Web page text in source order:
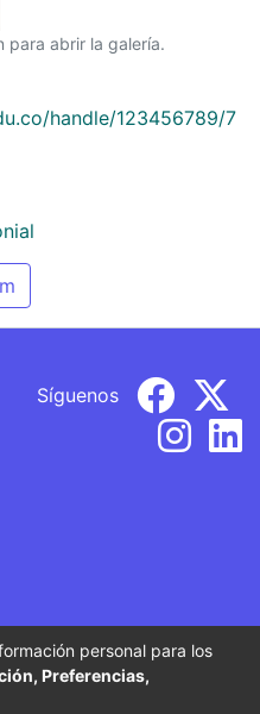
para abrir la galería.
handle/123456789/7
Síguenos
de Educación
personal para los
Preferencias,